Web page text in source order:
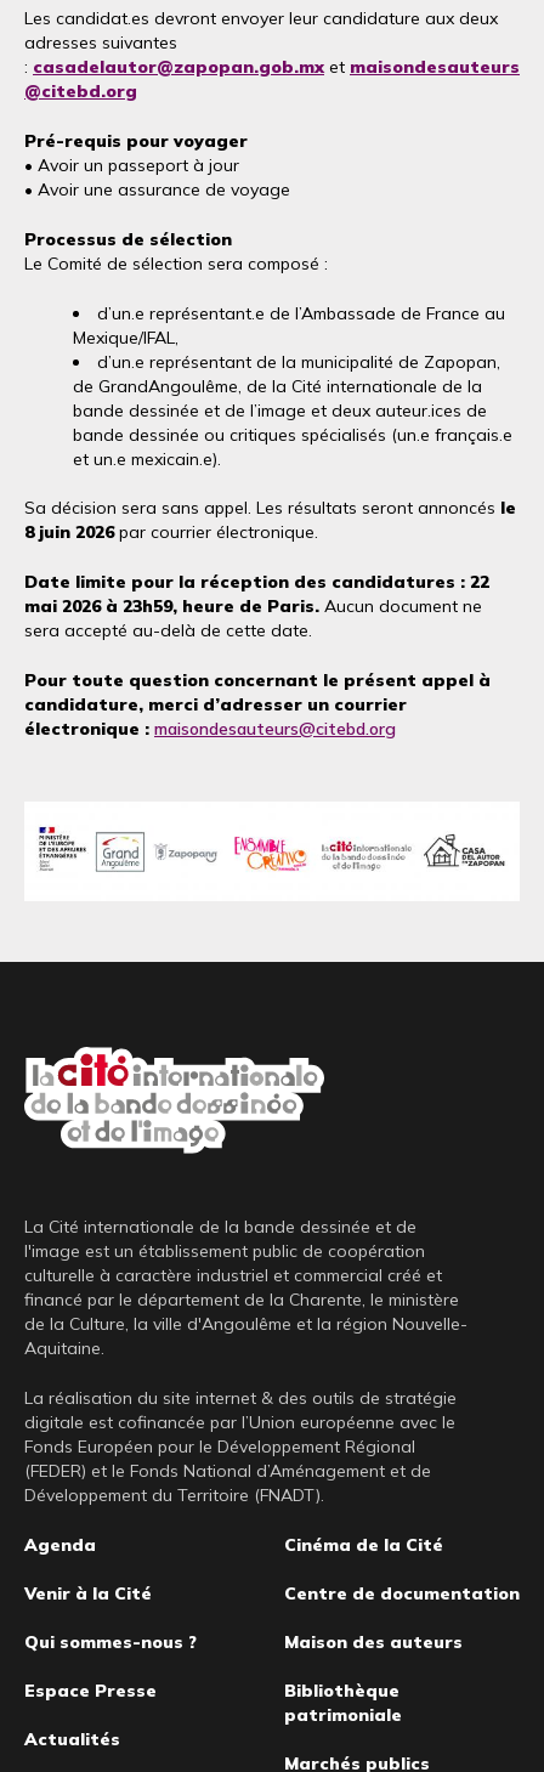
Les candidat.es devront envoyer leur candidature aux deux
adresses suivantes
: casadelautor@zapopan.gob.mxet maisondesauteurs
@citebd.org
Pré-requis pour voyager
• Avoir un passeport à jour
• Avoir une assurance de voyage
Processus de sélection
Le Comité de sélection sera composé :
d’un.e représentant.e de l’Ambassade de France au
Mexique/IFAL,
d’un.e représentant de la municipalité de Zapopan,
de GrandAngoulême, de la Cité internationale de la
bande dessinée et de l’image et deux auteur.ices de
bande dessinée ou critiques spécialisés (un.e français.e
et un.e mexicain.e).
Sa décision sera sans appel. Les résultats seront annoncés le
8 juin 2026par courrier électronique.
Date limite pour la réception des candidatures : 22
mai 2026 à 23h59, heure de Paris. Aucun document ne
sera accepté au-delà de cette date.
Pour toute question concernant le présent appel à
candidature, merci d’adresser un courrier
électronique : maisondesauteurs@citebd.org
La Cité internationale de la bande dessinée et de
l'image est un établissement public de coopération
culturelle à caractère industriel et commercial créé et
financé par le département de la Charente, le ministère
de la Culture, la ville d'Angoulême et la région Nouvelle-
Aquitaine.
La réalisation du site internet & des outils de stratégie
digitale est cofinancée par l’Union européenne avec le
Fonds Européen pour le Développement Régional
(FEDER) et le Fonds National d’Aménagement et de
Développement du Territoire (FNADT).
Pied
de
Agenda
Venir à la Cité
Qui sommes-nous ?
Espace Presse
Actualités
Cinéma de la Cité
Centre de documentation
Maison des auteurs
Bibliothèque
patrimoniale
Marchés publics